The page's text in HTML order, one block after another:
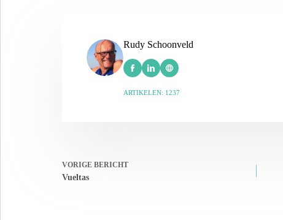
Rudy Schoonveld
ARTIKELEN: 1237
VORIGE BERICHT
Vueltas